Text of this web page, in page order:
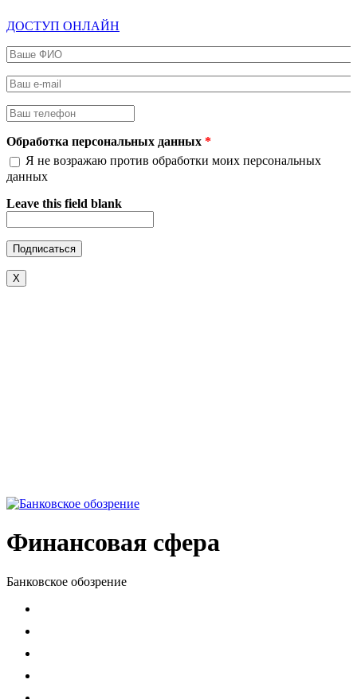
ДОСТУП ОНЛАЙН
Ваше ФИО
Ваш e-mail
Ваш телефон
Обработка персональных данных *
Я не возражаю против обработки моих персональных
данных
Leave this field blank
X
Финансовая сфера
Банковское обозрение